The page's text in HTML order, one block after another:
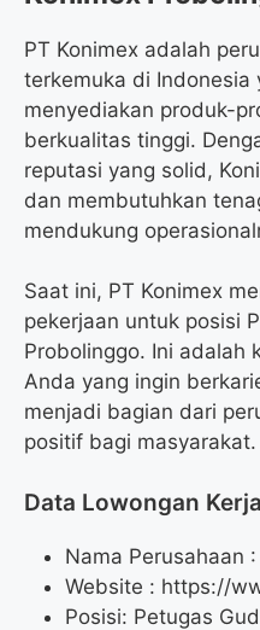
PT Konimex adalah
terkemuka di
menyediakan produk-
berkualitas tinggi.
reputasi yang solid,
dan membutuhkan
mendukung
Saat ini, PT Konimex
pekerjaan untuk posisi
Probolinggo. Ini adalah
Anda yang ingin
menjadi bagian dari
positif bagi masyarakat.
Data Lowongan Kerja
Nama Perusahaan :
Website : https://
Posisi: Petugas